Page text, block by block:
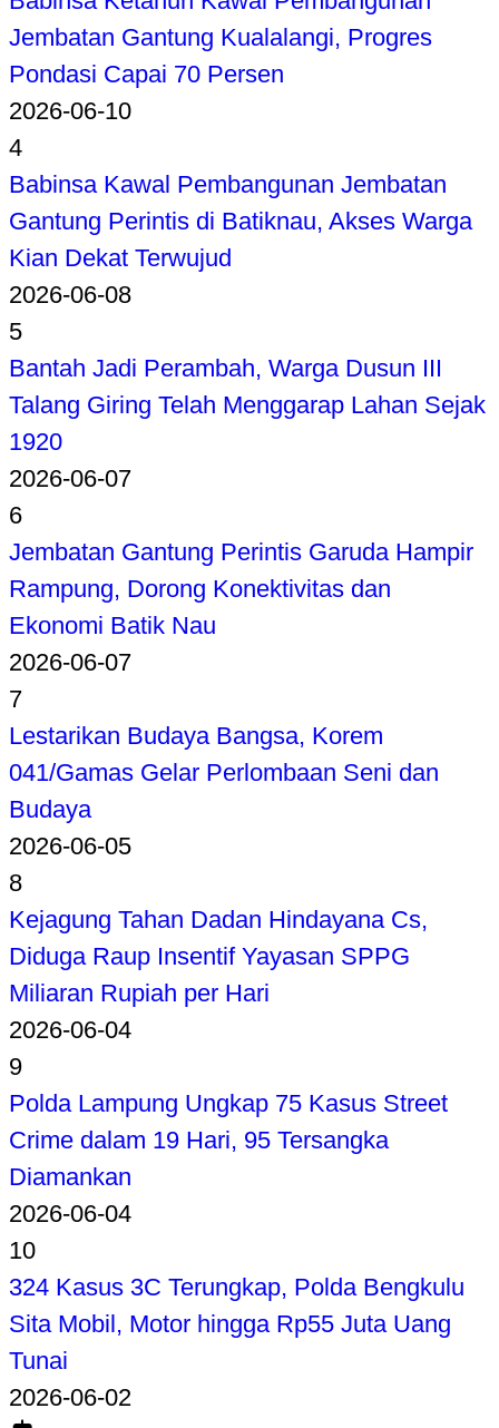
Jembatan Gantung Kualalangi, Progres
Pondasi Capai 70 Persen
2026-06-10
4
Babinsa Kawal Pembangunan Jembatan
Gantung Perintis di Batiknau, Akses Warga
Kian Dekat Terwujud
2026-06-08
5
Bantah Jadi Perambah, Warga Dusun III
Talang Giring Telah Menggarap Lahan Sejak
1920
2026-06-07
6
Jembatan Gantung Perintis Garuda Hampir
Rampung, Dorong Konektivitas dan
Ekonomi Batik Nau
2026-06-07
7
Lestarikan Budaya Bangsa, Korem
041/Gamas Gelar Perlombaan Seni dan
Budaya
2026-06-05
8
Kejagung Tahan Dadan Hindayana Cs,
Diduga Raup Insentif Yayasan SPPG
Miliaran Rupiah per Hari
2026-06-04
9
Polda Lampung Ungkap 75 Kasus Street
Crime dalam 19 Hari, 95 Tersangka
Diamankan
2026-06-04
10
324 Kasus 3C Terungkap, Polda Bengkulu
Sita Mobil, Motor hingga Rp55 Juta Uang
Tunai
2026-06-02